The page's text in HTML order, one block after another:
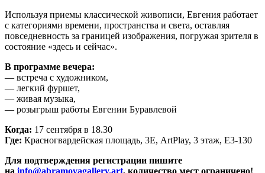
Используя приемы классической живописи, Евгения работает
с категориями времени, пространства и света, оставляя
повседневность за границей изображения, погружая зрителя в
состояние «здесь и сейчас».
В программе вечера:
— встреча с художником,
— легкий фуршет,
— живая музыка,
— розыгрыш работы Евгении Буравлевой
Когда: 17 сентября в 18.30
Где: Красногвардейская площадь, 3Е, ArtPlay, 3 этаж, Е3-130
Для подтверждения регистрации пишите
на info@abramovagallery.art, количество мест ограничено!